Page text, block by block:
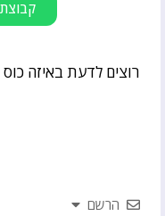
רוצים לדעת באיזה
הרשם